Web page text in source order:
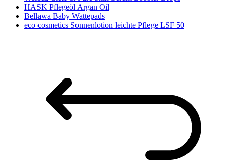
HASK Pflegeöl Argan Oil
Bellawa Baby Wattepads
eco cosmetics Sonnenlotion leichte Pflege LSF 50